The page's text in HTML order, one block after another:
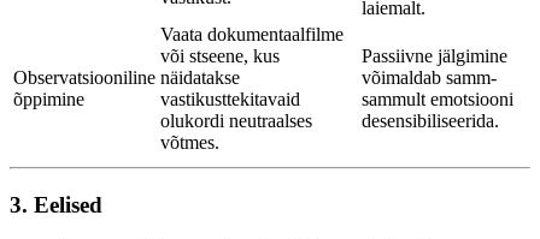
laiemalt.
Observatsiooniline
õppimine
Vaata dokumentaalfilme
või stseene, kus
näidatakse
vastikusttekitavaid
olukordi neutraalses
võtmes.
Passiivne jälgimine
võimaldab samm-
sammult emotsiooni
desensibiliseerida.
3. Eelised